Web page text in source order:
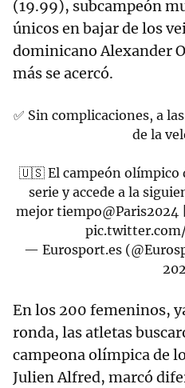
(19.99), subcampeón
únicos en bajar de los
dominicano Alexander
más se acercó.
✅ Sin complicaciones, a
de la
🇺🇸 El campeón olímpico
serie y accede a la
mejor tiempo@Paris2024
— Eurosport.es
En los 200 femeninos,
ronda, las atletas
campeona olímpica de
Julien Alfred, marcó